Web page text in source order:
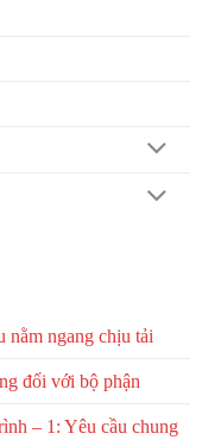
nằm ngang chịu tải
đối với bộ phận
– 1: Yêu cầu chung